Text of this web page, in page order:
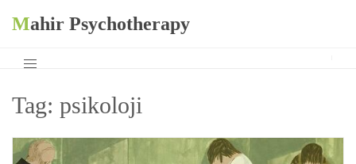
Mahir Psychotherapy
Tag: psikoloji